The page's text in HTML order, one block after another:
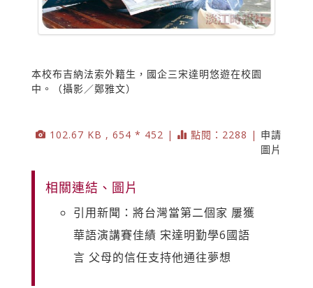
本校布吉納法索外籍生，國企三宋達明悠遊在校園
中。（攝影／鄭雅文）
102.67 KB , 654 * 452 | 點閱：2288 | 申請
圖片
相關連結、圖片
引用新聞：將台灣當第二個家 屢獲
華語演講賽佳績 宋達明勤學6國語
言 父母的信任支持他通往夢想